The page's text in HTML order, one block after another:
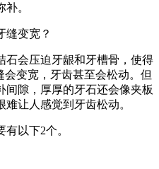
。
变宽？
会压迫牙龈和牙槽骨，使得
会变宽，牙齿甚至会松动。但
间隙，厚厚的牙石还会像夹板
让人感觉到牙齿松动。
以下2个。